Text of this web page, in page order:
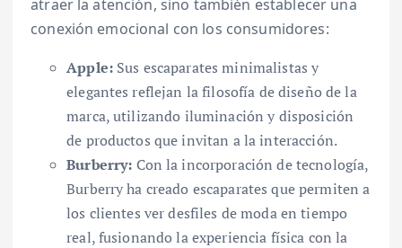
atraer la atención, sino también establecer una
conexión emocional con los consumidores:
Apple:Sus escaparates minimalistas y
elegantes reflejan la filosofía de diseño de la
marca, utilizando iluminación y disposición
de productos que invitan a la interacción.
Burberry: Con la incorporación de tecnología,
Burberry ha creado escaparates que permiten a
los clientes ver desfiles de moda en tiempo
real, fusionando la experiencia física con la